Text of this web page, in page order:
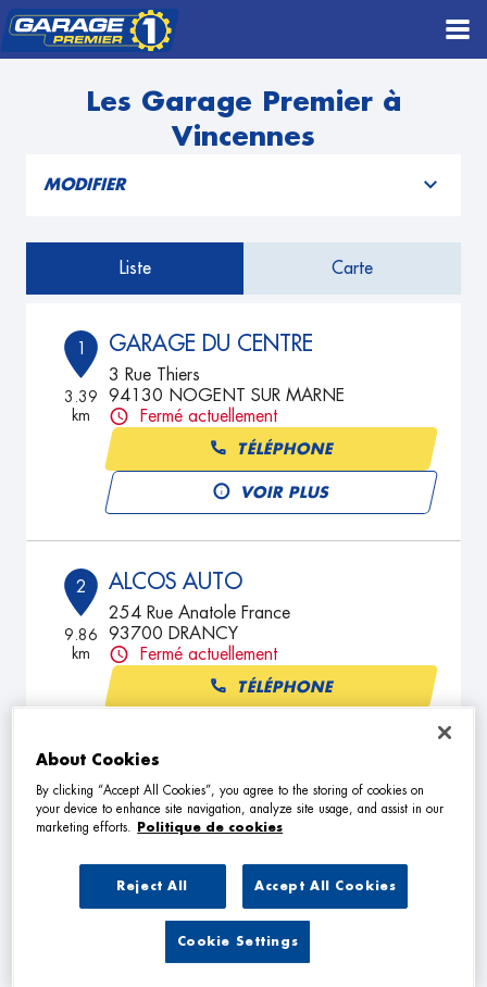
Les Garage Premier à
Vincennes
MODIFIER
Liste Carte
1
3.39
km
GARAGE DU CENTRE
3 Rue Thiers
94130 NOGENT SUR MARNE
Fermé actuellement
TÉLÉPHONE
VOIR PLUS
2
9.86
km
ALCOS AUTO
254 Rue Anatole France
93700 DRANCY
Fermé actuellement
TÉLÉPHONE
3 GARAGE MCH
93120 LACOURNEUVE
Fermé actuellement
TÉLÉPHONE
VOIR PLUS
About Cookies
By clicking “Accept All Cookies”, you agree to the storing of cookies on
your device to enhance site navigation, analyze site usage, and assist in our
marketing efforts.
Politique de cookies
Reject All Accept All Cookies
Cookie Settings